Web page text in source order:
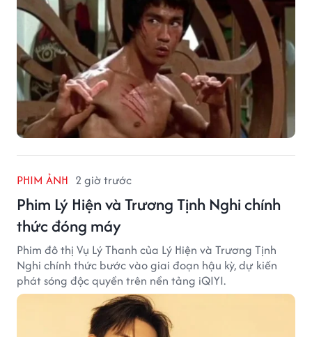
PHIM ẢNH 2 giờ trước
Phim Lý Hiện và Trương Tịnh Nghi chính
thức đóng máy
Phim đô thị Vụ Lý Thanh của Lý Hiện và Trương Tịnh
Nghi chính thức bước vào giai đoạn hậu kỳ, dự kiến
phát sóng độc quyền trên nền tảng iQIYI.